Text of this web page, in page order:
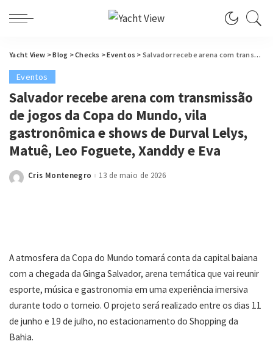
Yacht View >Blog >Checks >Eventos > Salvador recebe arena com transmissão de jogos da Copa do Mundo, vila gastronômica e shows de Durval Lelys, Matuê, Leo Foguete, Xanddy e Eva
Eventos
Salvador recebe arena com transmissão
de jogos da Copa do Mundo, vila
gastronômica e shows de Durval Lelys,
Matuê, Leo Foguete, Xanddy e Eva
Posted
Cris Montenegro 13 de maio de 2026
A atmosfera da Copa do Mundo tomará conta da capital baiana
com a chegada da Ginga Salvador, arena temática que vai reunir
esporte, música e gastronomia em uma experiência imersiva
durante todo o torneio. O projeto será realizado entre os dias 11
de junho e 19 de julho, no estacionamento do Shopping da
Bahia.